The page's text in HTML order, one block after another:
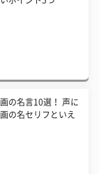
の名言10選！ 声に
の名セリフといえ